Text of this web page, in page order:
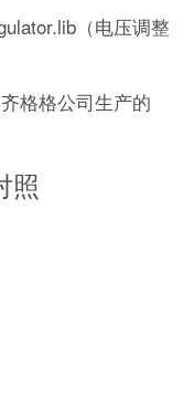
（电压调整
格格公司生产的
照